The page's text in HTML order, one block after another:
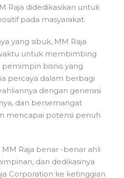
Raja didedikasikan untuk
pada masyarakat.
yang sibuk, MM Raja
untuk membimbing
bisnis yang
percaya dalam berbagi
dengan generasi
dan bersemangat
mencapai potensi penuh
Raja benar -benar ahli
dan dedikasinya
Corporation ke ketinggian